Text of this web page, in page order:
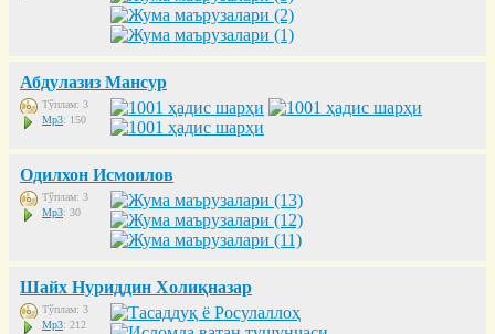
Абдулазиз Мансур
Тўплам: 3
Mp3: 150
Одилхон Исмоилов
Тўплам: 3
Mp3: 30
Шайх Нуриддин Холиқназар
Тўплам: 3
Mp3: 212